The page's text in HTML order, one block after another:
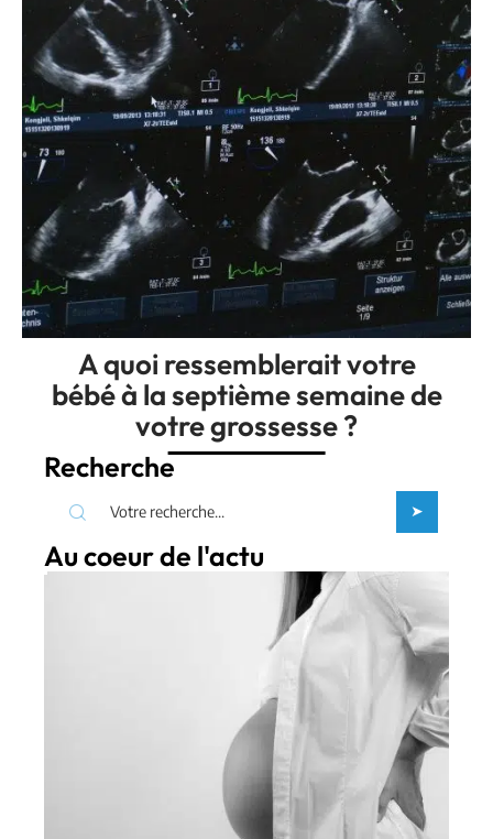
A quoi ressemblerait votre
bébé à la septième semaine de
votre grossesse ?
Recherche
Au coeur de l'actu